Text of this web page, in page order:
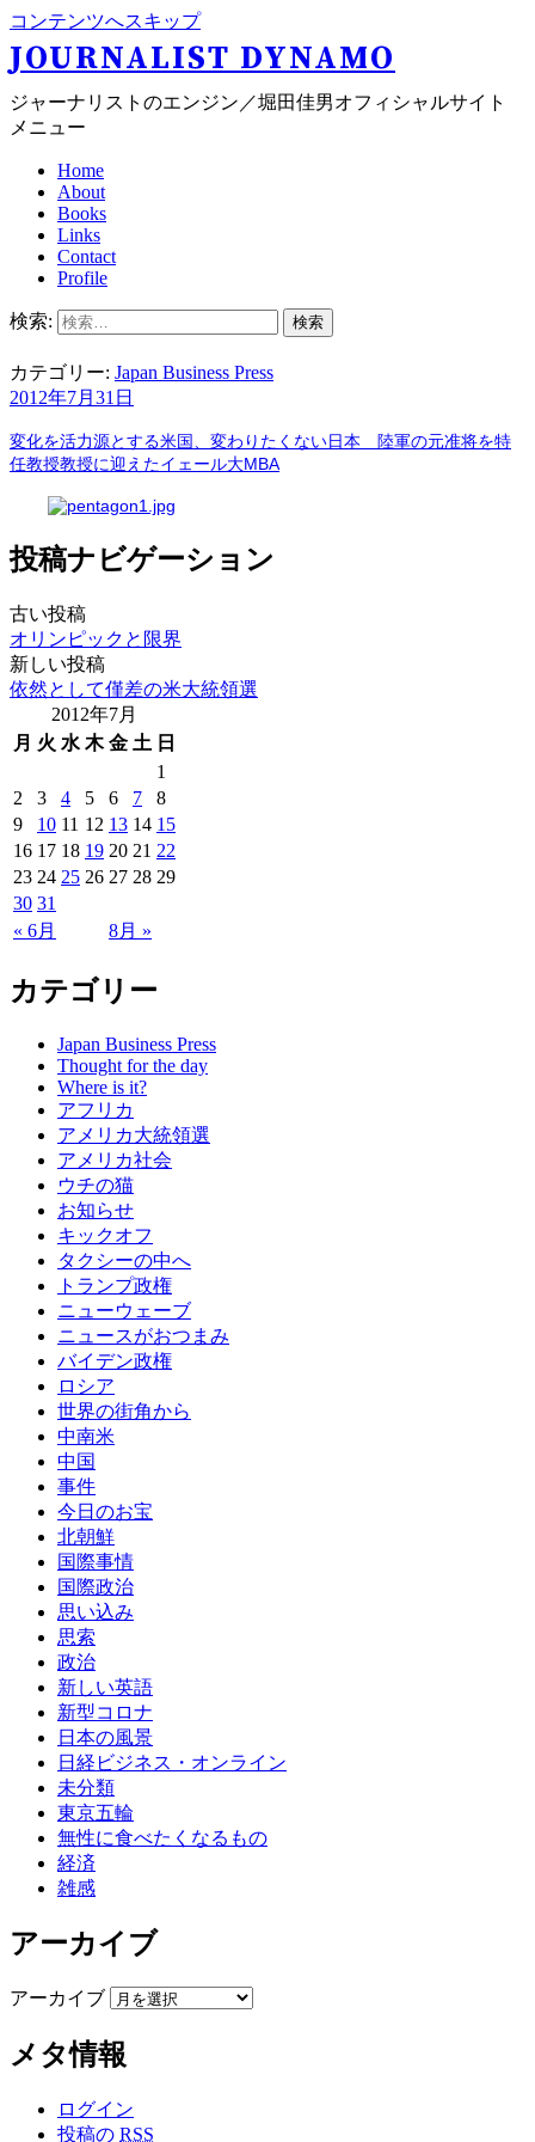
コンテンツへスキップ
JOURNALIST DYNAMO
ジャーナリストのエンジン／堀田佳男オフィシャルサイト
メニュー
Home
About
Books
Links
Contact
Profile
検索:
カテゴリー: Japan Business Press
2012年7月31日
変化を活力源とする米国、変わりたくない日本 陸軍の元准将を特
任教授教授に迎えたイェール大MBA
投稿ナビゲーション
古い投稿
オリンピックと限界
新しい投稿
依然として僅差の米大統領選
2012年7月
月 火 水 木 金 土 日
« 6月 8月 »
1
2
3 4 5 6 7
8
9
10 11 12 13 14 15
16 17 18 19 20 21 22
23 24 25 26 27 28 29
30 31
カテゴリー
Japan Business Press
Thought for the day
Where is it?
アフリカ
アメリカ大統領選
アメリカ社会
ウチの猫
お知らせ
キックオフ
タクシーの中へ
トランプ政権
ニューウェーブ
ニュースがおつまみ
バイデン政権
ロシア
世界の街角から
中南米
中国
事件
今日のお宝
北朝鮮
国際事情
国際政治
思い込み
思索
政治
新しい英語
新型コロナ
日本の風景
日経ビジネス・オンライン
未分類
東京五輪
無性に食べたくなるもの
経済
雑感
アーカイブ
アーカイブ
メタ情報
ログイン
投稿の RSS